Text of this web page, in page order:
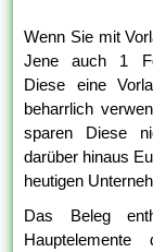
Wenn Sie mit
Jene auch 1
Diese eine
beharrlich
sparen Diese
darüber hinaus
heutigen
Das Beleg